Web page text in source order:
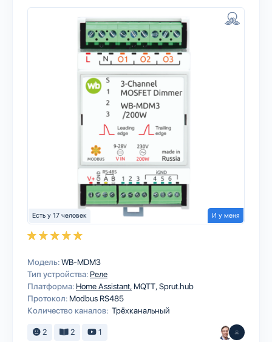
Есть у 17 человек И у меня
Модель:WB-MDM3
Тип устройства: Реле
Платформа: Home Assistant MQTTSprut.hub
Протокол: Modbus RS485
Количество каналов: Трёхканальный
2 2 1